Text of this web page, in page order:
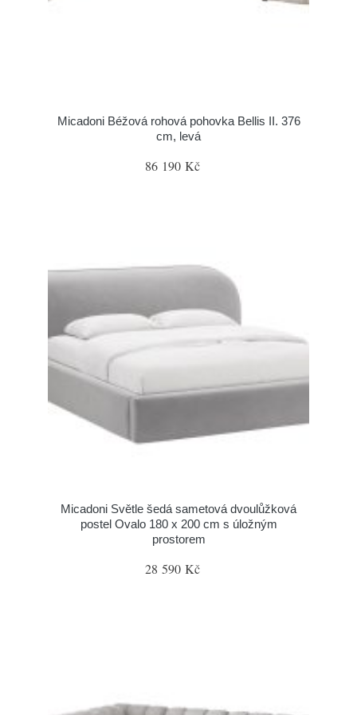
Micadoni Béžová rohová pohovka Bellis II. 376
cm, levá
86 190 Kč
Micadoni Světle šedá sametová dvoulůžková
postel Ovalo 180 x 200 cm s úložným
prostorem
28 590 Kč